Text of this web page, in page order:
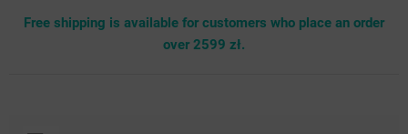
Free shipping is available for customers who place an order
over 2599 zł.